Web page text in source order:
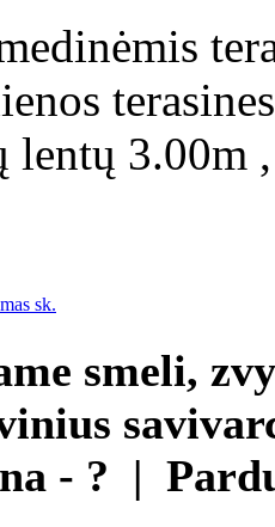
lentų 3.00m
sk.
smeli,
- ? |